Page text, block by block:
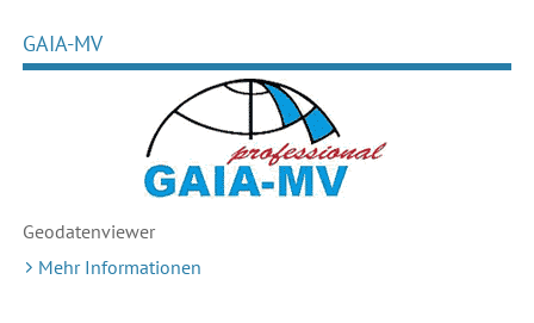
GAIA-MV
Geodatenviewer
Mehr Informationen